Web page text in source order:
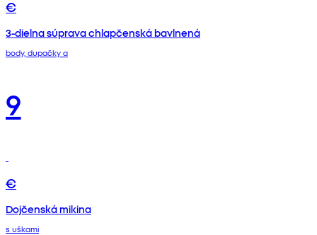
€
3-dielna súprava chlapčenská bavlnená
body, dupačky a
9
€
Dojčenská mikina
s uškami